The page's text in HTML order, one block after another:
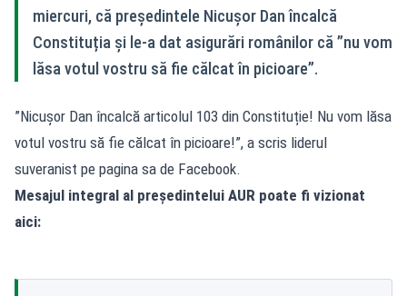
miercuri, că președintele Nicușor Dan încalcă
Constituția și le-a dat asigurări românilor că ”nu vom
lăsa votul vostru să fie călcat în picioare”.
”Nicușor Dan încalcă articolul 103 din Constituție! Nu vom lăsa
votul vostru să fie călcat în picioare!”, a scris liderul
suveranist pe pagina sa de Facebook.
Mesajul integral al președintelui AUR poate fi vizionat
aici: